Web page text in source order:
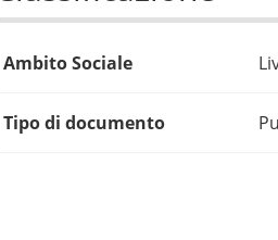
Ambito Sociale
Tipo di documento